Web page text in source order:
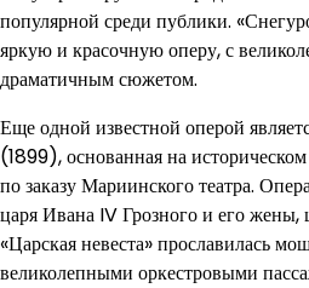
популярной среди публики.
яркую и красочную оперу, с
драматичным сюжетом.
Еще одной известной оперой
(1899), основанная на
по заказу Мариинского театра.
царя Ивана IV Грозного и его
«Царская невеста» прославилась
великолепными оркестровыми